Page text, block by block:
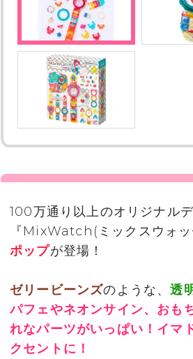
100万通り以上のオリジナル
『MixWatch(ミックスウォッ
ポップが登場！
ゼリービーンズのような、透
パフェやネオンサイン、おも
れなパーツがいっぱい！イマ
クセントに！